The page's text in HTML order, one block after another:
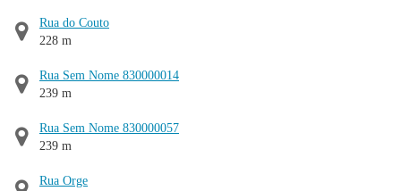
Rua do Couto
228 m
Rua Sem Nome 830000014
239 m
Rua Sem Nome 830000057
239 m
Rua Orge